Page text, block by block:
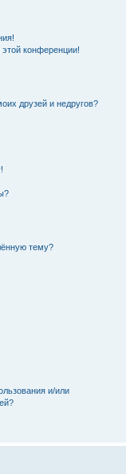
конференции!
друзей и недругов?
тему?
и/или